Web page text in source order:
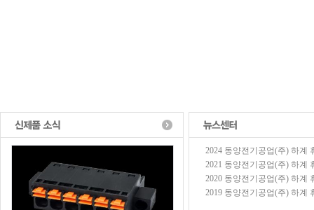
2024 동양전기공업(주) 하계
2021 동양전기공업(주) 하계
2020 동양전기공업(주) 하계
2019 동양전기공업(주) 하계